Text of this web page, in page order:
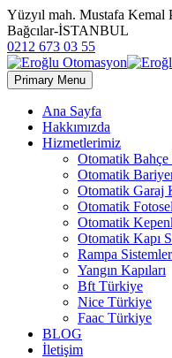
Yüzyıl mah. Mustafa Kemal
Bağcılar-İSTANBUL
0212 673 03 55
Primary Menu
Ana Sayfa
Hakkımızda
Hizmetlerimiz
Otomatik Bahçe
Otomatik
Otomatik Garaj
Otomatik
Otomatik
Otomatik Kapı
Rampa
Yangın Kapıları
Bft Türkiye
Nice Türkiye
Faac Türkiye
BLOG
İletişim